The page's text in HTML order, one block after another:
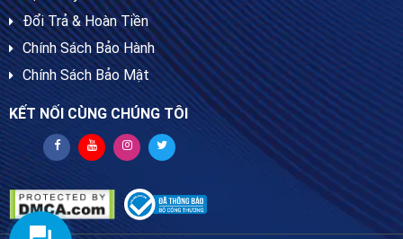
Đổi Trả & Hoàn Tiền
Chính Sách Bảo Hành
Chính Sách Bảo Mật
KẾT NỐI CÙNG CHÚNG TÔI